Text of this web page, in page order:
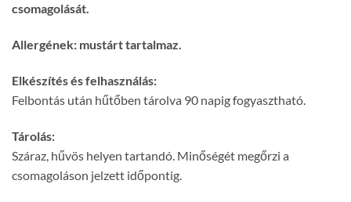
csomagolását.
Allergének: mustárt tartalmaz.
Elkészítés és felhasználás:
Felbontás után hűtőben tárolva 90 napig fogyasztható.
Tárolás:
Száraz, hűvös helyen tartandó. Minőségét megőrzi a
csomagoláson jelzett időpontig.